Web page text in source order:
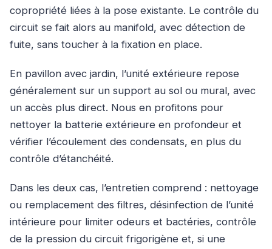
copropriété liées à la pose existante. Le contrôle du
circuit se fait alors au manifold, avec détection de
fuite, sans toucher à la fixation en place.
En pavillon avec jardin, l’unité extérieure repose
généralement sur un support au sol ou mural, avec
un accès plus direct. Nous en profitons pour
nettoyer la batterie extérieure en profondeur et
vérifier l’écoulement des condensats, en plus du
contrôle d’étanchéité.
Dans les deux cas, l’entretien comprend : nettoyage
ou remplacement des filtres, désinfection de l’unité
intérieure pour limiter odeurs et bactéries, contrôle
de la pression du circuit frigorigène et, si une